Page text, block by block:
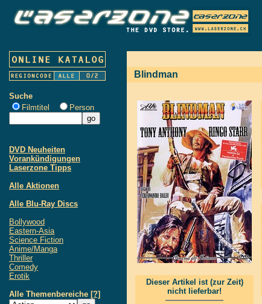
Suche
Filmtitel
Person
DVD Neuheiten
Vorankündigungen
Laserzone Tipps
Alle Aktionen
Alle Blu-Ray Discs
Bollywood
Eastern-Asia
Science Fiction
Anime/Manga
Thriller
Comedy
Erotik
Alle Themenbereiche [?]
Blindman
Dieser Artikel ist (zur Zeit)
nicht lieferbar!